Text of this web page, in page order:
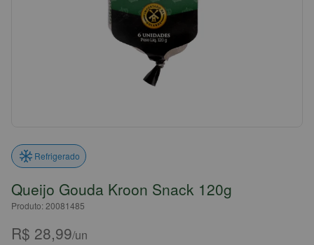
Refrigerado
Queijo Gouda Kroon Snack 120g
Produto: 20081485
R$ 28,99/un